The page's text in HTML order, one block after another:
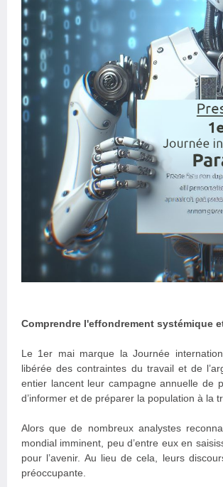
Comprendre l'effondrement systémique
Le 1er mai marque la Journée
libérée des contraintes du travail et de
entier lancent leur campagne annuelle de
d’informer et de préparer la population à la
Alors que de nombreux analystes
mondial imminent, peu d’entre eux en
pour l’avenir. Au lieu de cela, leurs
préoccupante.